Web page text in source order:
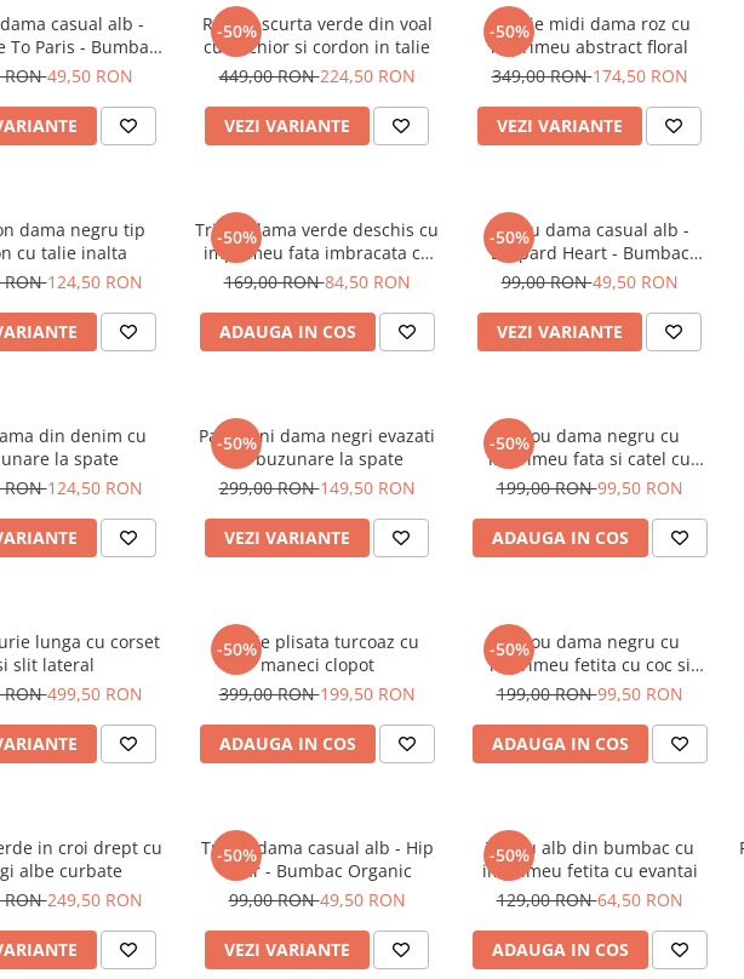
casual alb -
To Paris - Bumbac
Organic
RON49,50 RON
-50%
Rochie scurta verde din voal
cu anchior si cordon in talie
449,00 RON224,50 RON
VEZI VARIANTE
-50%
Rochie midi dama roz cu
imprimeu abstract floral
349,00 RON174,50 RON
VEZI VARIANTE
dama negru tip
cu talie inalta
RON124,50 RON
-50%
Tricou dama verde deschis cu
imprimeu fata imbracata cu
alb si inghetata in mana
169,00 RON84,50 RON
ADAUGA IN COS
-50%
Tricou dama casual alb -
Leopard Heart - Bumbac
Organic
99,00 RON49,50 RON
VEZI VARIANTE
din denim cu
la spate
RON124,50 RON
-50%
Pantaloni dama negri evazati
cu buzunare la spate
299,00 RON149,50 RON
VEZI VARIANTE
-50%
Tricou dama negru cu
imprimeu fata si catel cu
ochelari
199,00 RON99,50 RON
ADAUGA IN COS
lunga cu corset
slit lateral
RON499,50 RON
-50%
Rochie plisata turcoaz cu
maneci clopot
399,00 RON199,50 RON
ADAUGA IN COS
-50%
Tricou dama negru cu
imprimeu fetita cu coc si
ochelari albastrii
199,00 RON99,50 RON
ADAUGA IN COS
in croi drept cu
albe curbate
RON249,50 RON
-50%
Tricou dama casual alb - Hip
Bear - Bumbac Organic
99,00 RON49,50 RON
VEZI VARIANTE
-50%
Tricou alb din bumbac cu
imprimeu fetita cu evantai
129,00 RON64,50 RON
ADAUGA IN COS